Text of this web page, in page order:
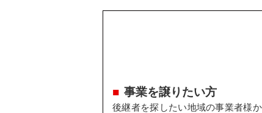
事業を譲りたい方
後継者を探したい地域の事業者様